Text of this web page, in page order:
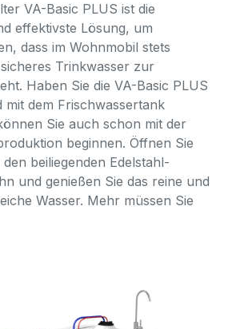
VA-Basic PLUS ist die
effektivste Lösung, um
dass im Wohnmobil stets
Trinkwasser zur
Haben Sie die VA-Basic PLUS
mit dem Frischwassertank
Sie auch schon mit der
beginnen. Öffnen Sie
beiliegenden Edelstahl-
und genießen Sie das reine und
Wasser. Mehr müssen Sie